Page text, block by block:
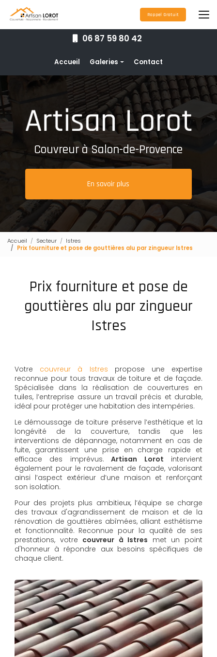
contenu
principal
06 87 59 80 42
Accueil Galeries
Couverture
Nettoyage toiture
Ravalement de façade
Étanchéité toiture
Maçonnerie
Pose de gouttières
Contact
Rappel Gratuit
Couvreur à Salon-de-Provence
En savoir plus
Accueil Secteur
Istres
Prix fourniture et pose de gouttières alu par zingueur Istres
Prix fourniture et pose de
gouttières alu par zingueur
Istres
Votre couvreur à Istres propose une expertise
reconnue pour tous travaux de toiture et de façade.
Spécialisée dans la réalisation de couvertures en
tuiles, l’entreprise assure un travail précis et durable,
idéal pour protéger une habitation des intempéries.
Le démoussage de toiture préserve l’esthétique et la
longévité de la couverture, tandis que les
interventions de dépannage, notamment en cas de
fuite, garantissent une prise en charge rapide et
efficace des imprévus. Artisan Lorot intervient
également pour le ravalement de façade, valorisant
ainsi l’aspect extérieur d’une maison et renforçant
son isolation.
Pour des projets plus ambitieux, l’équipe se charge
des travaux d'agrandissement de maison et de la
rénovation de gouttières abîmées, alliant esthétisme
et fonctionnalité. Reconnue pour la qualité de ses
prestations, votre couvreur à Istres met un point
d'honneur à répondre aux besoins spécifiques de
chaque client.